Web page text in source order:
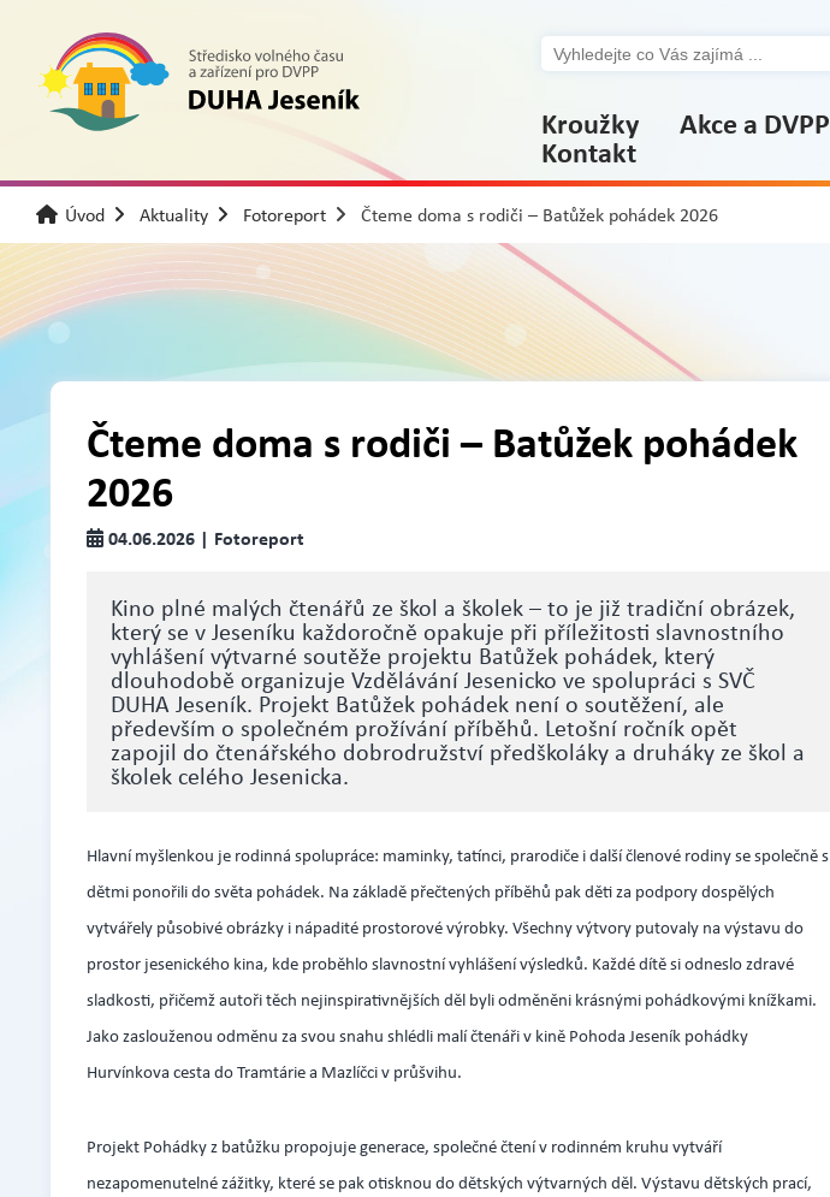
Kroužky Akce a DVPP
Kontakt
Úvod Aktuality Fotoreport Čteme doma s rodiči – Batůžek pohádek 2026
Čteme doma s rodiči – Batůžek pohádek
2026
04.06.2026 | Fotoreport
Kino plné malých čtenářů ze škol a školek – to je již tradiční obrázek,
který se v Jeseníku každoročně opakuje při příležitosti slavnostního
vyhlášení výtvarné soutěže projektu Batůžek pohádek, který
dlouhodobě organizuje Vzdělávání Jesenicko ve spolupráci s SVČ
DUHA Jeseník. Projekt Batůžek pohádek není o soutěžení, ale
především o společném prožívání příběhů. Letošní ročník opět
zapojil do čtenářského dobrodružství předškoláky a druháky ze škol a
školek celého Jesenicka.
Hlavní myšlenkou je rodinná spolupráce: maminky, tatínci, prarodiče i další členové rodiny se společně s
dětmi ponořili do světa pohádek. Na základě přečtených příběhů pak děti za podpory dospělých
vytvářely působivé obrázky i nápadité prostorové výrobky. Všechny výtvory putovaly na výstavu do
prostor jesenického kina, kde proběhlo slavnostní vyhlášení výsledků. Každé dítě si odneslo zdravé
sladkosti, přičemž autoři těch nejinspirativnějších děl byli odměněni krásnými pohádkovými knížkami.
Jako zaslouženou odměnu za svou snahu shlédli malí čtenáři v kině Pohoda Jeseník pohádky
Hurvínkova cesta do Tramtárie a Mazlíčci v průšvihu.
Projekt Pohádky z batůžku propojuje generace, společné čtení v rodinném kruhu vytváří
nezapomenutelné zážitky, které se pak otisknou do dětských výtvarných děl. Výstavu dětských prací,